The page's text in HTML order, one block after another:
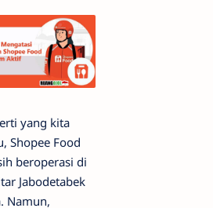
yang kita
Shopee Food
beroperasi di
Jabodetabek
Namun,